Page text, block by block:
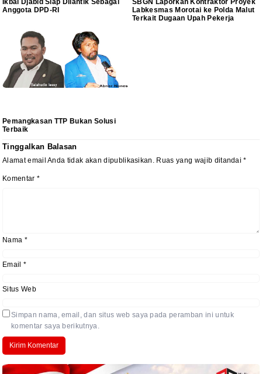
Anggota DPD-RI
Labkesmas Morotai ke Polda Malut
Terkait Dugaan Upah Pekerja
Pemangkasan TTP Bukan Solusi
Terbaik
Tinggalkan Balasan
Alamat email Anda tidak akan dipublikasikan. Ruas yang wajib ditandai*
Komentar *
Nama *
Email *
Situs Web
Simpan nama, email, dan situs web saya pada peramban ini untuk
komentar saya berikutnya.